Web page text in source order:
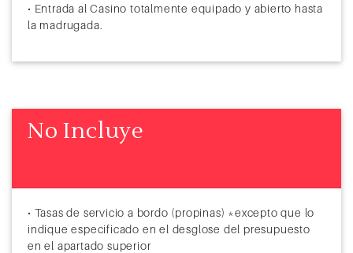
• Entrada al Casino totalmente equipado y abierto hasta
la madrugada.
No Incluye
• Tasas de servicio a bordo (propinas) *excepto que lo
indique especificado en el desglose del presupuesto
en el apartado superior